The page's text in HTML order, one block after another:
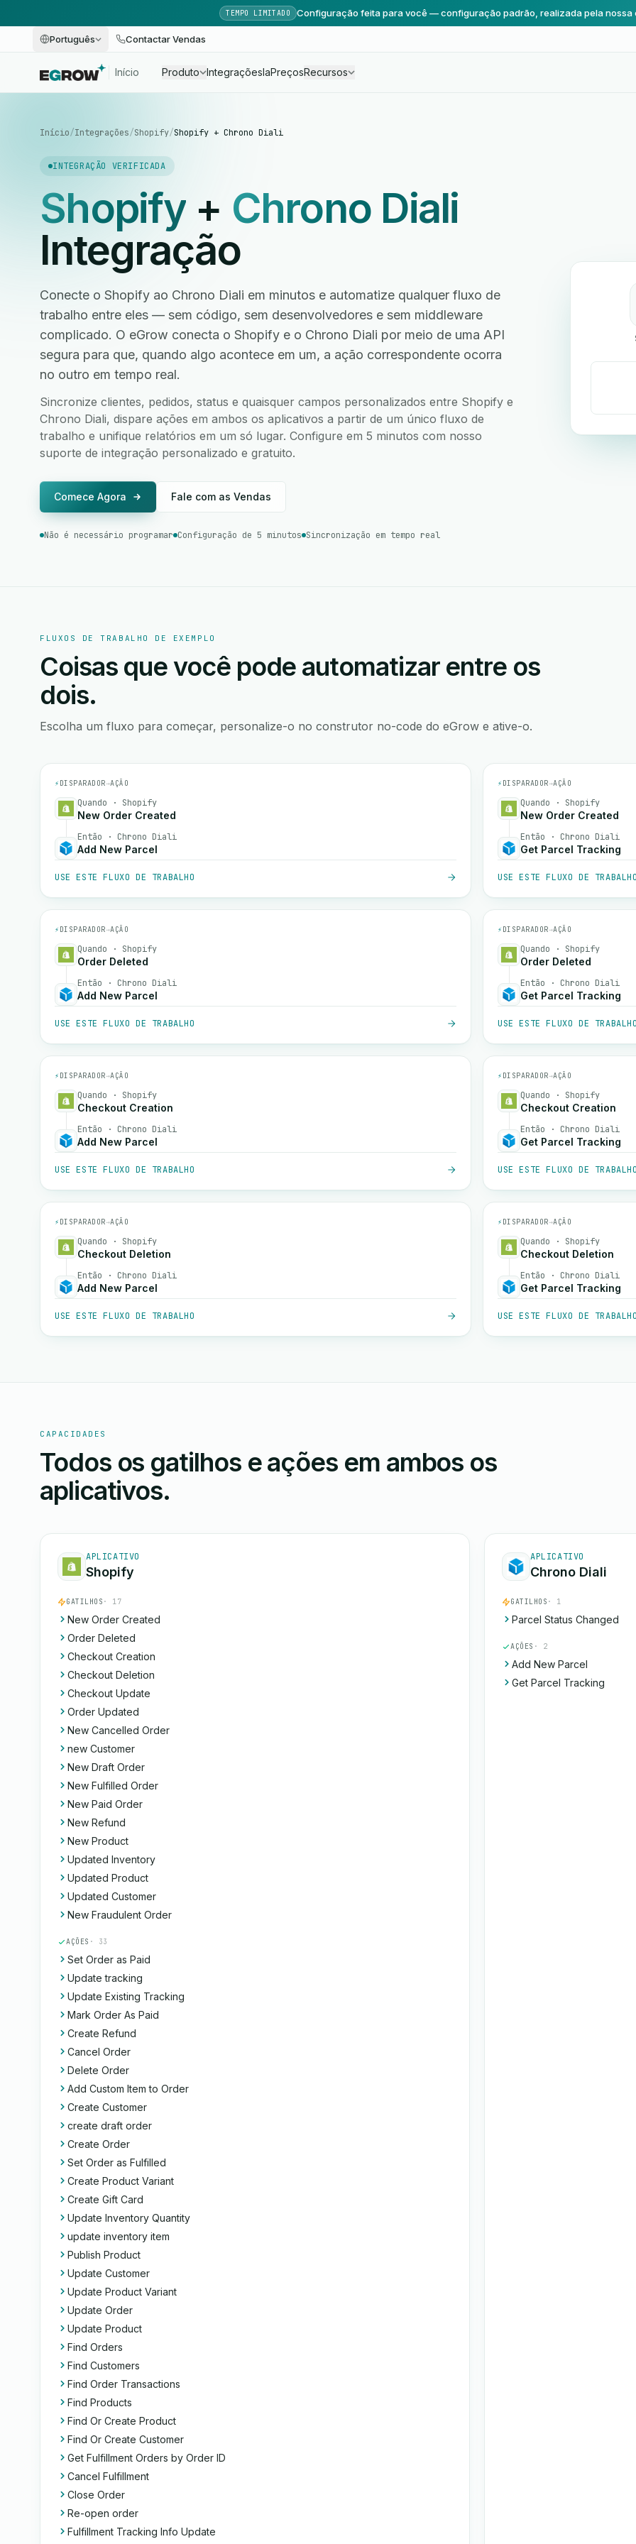
TEMPO LIMITADO Configuração feita para você — configuração padrão, realizada pela nossa
Português Contactar Vendas
Início Produto IntegraçõesIaPreçosRecursos
Início/Integrações/Shopify/Shopify + Chrono Diali
INTEGRAÇÃO VERIFICADA
Shopify+ Chrono Diali
Integração
Conecte o Shopify ao Chrono Diali em minutos e automatize qualquer fluxo de
trabalho entre eles — sem código, sem desenvolvedores e sem middleware
complicado. O eGrow conecta o Shopify e o Chrono Diali por meio de uma API
segura para que, quando algo acontece em um, a ação correspondente ocorra
no outro em tempo real.
Sincronize clientes, pedidos, status e quaisquer campos personalizados entre Shopify e
Chrono Diali, dispare ações em ambos os aplicativos a partir de um único fluxo de
trabalho e unifique relatórios em um só lugar. Configure em 5 minutos com nosso
suporte de integração personalizado e gratuito.
Comece Agora Fale com as Vendas
Não é necessário programar Configuração de 5 minutos Sincronização em tempo real
FLUXOS DE TRABALHO DE EXEMPLO
Coisas que você pode automatizar entre os
dois.
Escolha um fluxo para começar, personalize-o no construtor no-code do eGrow e ative-o.
⚡ DISPARADOR→AÇÃO
Quando · Shopify
New Order Created
Então · Chrono Diali
Add New Parcel
USE ESTE FLUXO DE TRABALHO
⚡ DISPARADOR→AÇÃO
Quando · Shopify
New Order Created
Então · Chrono Diali
Get Parcel Tracking
USE ESTE FLUXO DE
⚡ DISPARADOR→AÇÃO
Quando · Shopify
Order Deleted
Então · Chrono Diali
Add New Parcel
USE ESTE FLUXO DE TRABALHO
⚡ DISPARADOR→AÇÃO
Quando · Shopify
Order Deleted
Então · Chrono Diali
Get Parcel Tracking
USE ESTE FLUXO DE
⚡ DISPARADOR→AÇÃO
Quando · Shopify
Checkout Creation
Então · Chrono Diali
Add New Parcel
USE ESTE FLUXO DE TRABALHO
⚡ DISPARADOR→AÇÃO
Quando · Shopify
Checkout Creation
Então · Chrono Diali
Get Parcel Tracking
USE ESTE FLUXO DE
⚡ DISPARADOR→AÇÃO
Quando · Shopify
Checkout Deletion
Então · Chrono Diali
Add New Parcel
USE ESTE FLUXO DE TRABALHO
⚡ DISPARADOR→AÇÃO
Quando · Shopify
Checkout Deletion
Então · Chrono Diali
Get Parcel Tracking
USE ESTE FLUXO DE
CAPACIDADES
Todos os gatilhos e ações em ambos os
aplicativos.
APLICATIVO
Shopify
GATILHOS · 17
New Order Created
Order Deleted
Checkout Creation
Checkout Deletion
Checkout Update
Order Updated
New Cancelled Order
new Customer
New Draft Order
New Fulfilled Order
New Paid Order
New Refund
New Product
Updated Inventory
Updated Product
Updated Customer
New Fraudulent Order
AÇÕES · 33
Set Order as Paid
Update tracking
Update Existing Tracking
Mark Order As Paid
Create Refund
Cancel Order
Delete Order
Add Custom Item to Order
Create Customer
create draft order
Create Order
Set Order as Fulfilled
Create Product Variant
Create Gift Card
Update Inventory Quantity
update inventory item
Publish Product
Update Customer
Update Product Variant
Update Order
Update Product
Find Orders
Find Customers
Find Order Transactions
Find Products
Find Or Create Product
Find Or Create Customer
Get Fulfillment Orders by Order ID
Cancel Fulfillment
Close Order
Re-open order
Fulfillment Tracking Info Update
APLICATIVO
Chrono Diali
GATILHOS · 1
Parcel Status Changed
AÇÕES · 2
Add New Parcel
Get Parcel Tracking